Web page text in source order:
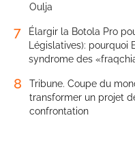
Oulja
7
Élargir la Botola Pro
Législatives):
syndrome des
8
Tribune. Coupe du
transformer un projet
confrontation